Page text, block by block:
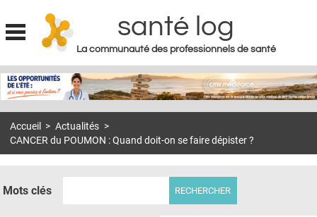
Jump to navigation
santé log
La communauté des professionnels de santé
MON COMPTE
S'ABONNER À LA REVUE SOIN À DOMICILE
DOSSIERS
Accueil > Actualités >
CANCER du POUMON : Quand doit-on se faire dépister ?
Mots clés